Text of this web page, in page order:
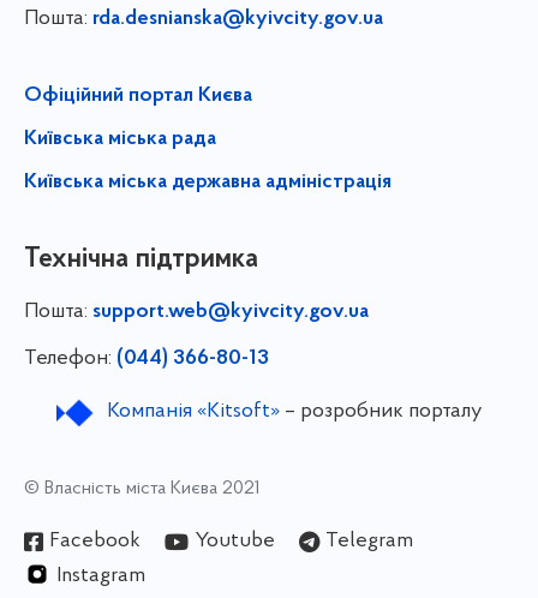
Пошта: rda.desnianska@kyivcity.gov.ua
Офіційний портал Києва
Київська міська рада
Київська міська державна адміністрація
Технічна підтримка
Пошта: support.web@kyivcity.gov.ua
Телефон: (044) 366-80-13
Компанія «Kitsoft»– розробник порталу
© Власність міста Києва 2021
Facebook Youtube
Telegram
Instagram